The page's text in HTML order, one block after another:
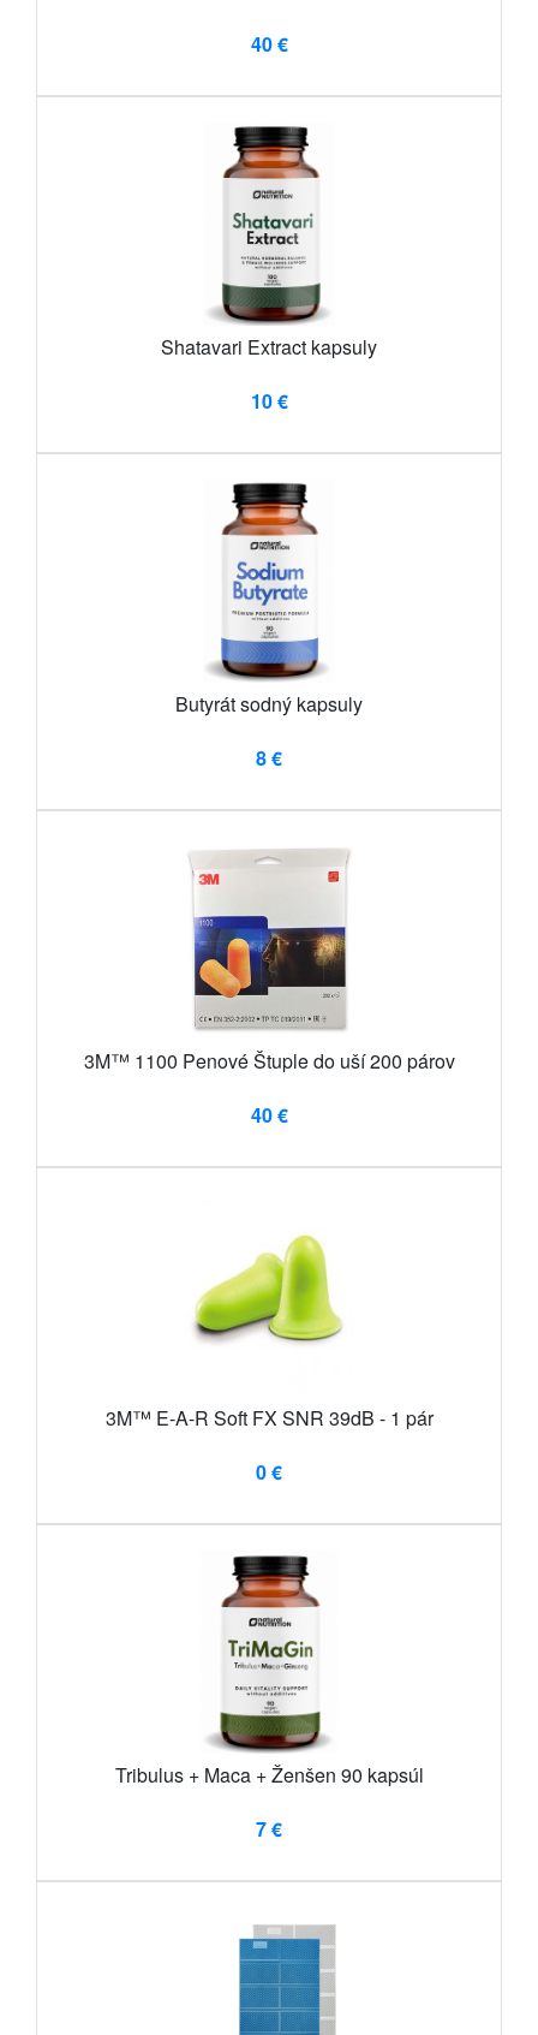
40 €
Shatavari Extract kapsuly
10 €
Butyrát sodný kapsuly
8 €
3M™ 1100 Penové Štuple do uší 200 párov
40 €
3M™ E-A-R Soft FX SNR 39dB - 1 pár
0 €
Tribulus + Maca + Ženšen 90 kapsúl
7 €